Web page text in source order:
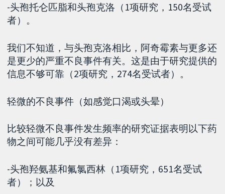
-头孢托仑匹脂和头孢克洛（1项研究，150名受试
者）。
我们不知道，与头孢克洛相比，阿奇霉素与更多还
是更少的严重不良事件有关。这是由于研究提供的
信息不够可靠（2项研究，274名受试者）。
轻微的不良事件（如感觉口渴或头晕）
比较轻微不良事件发生频率的研究证据表明以下药
物之间可能几乎没有差异：
-头孢羟氨基和氟氯西林（1项研究，651名受试
者）；以及